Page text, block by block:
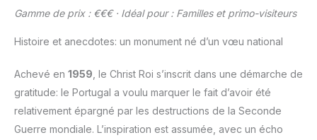
Gamme de prix : €€€ · Idéal pour : Familles et primo-visiteurs
Histoire et anecdotes: un monument né d’un vœu national
Achevé en 1959 , le Christ Roi s’inscrit dans une démarche de
gratitude: le Portugal a voulu marquer le fait d’avoir été
relativement épargné par les destructions de la Seconde
Guerre mondiale. L’inspiration est assumée, avec un écho